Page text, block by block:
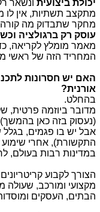
יכולת ביצועית ונשאר
מתקצב תשתיות, אין לו
מחקר שתבדוק מה
עוסק רק ברגולציה
מאמר מומלץ לקריאה,
המחריד הזה של ראשי
האם יש חסרונות
אורנית?
בהחלט.
מדובר ביוזמה פרטית,
(נעסוק בזה כאן
אבל יש בו פגמים,
התקשורת), אחרי שימוע
במדינות רבות בעולם,
הצורך לקבוע
מקצועי ומורכב, שעולה
הבתים, העסקים